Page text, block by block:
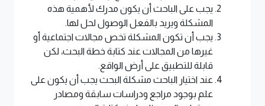
يجب على الباحث أن يكون مدرك لأهمية هذه
المشكلة ويريد بالفعل الوصول لحل لها.
يجب أن تكون المشكلة تخص مجالات اجتماعية أو
غيرها من المجالات عند كتابة خطة البحث، لكن
قابلة للتطبيق على أرض الواقع.
عند اختيار الباحث مشكلة البحث يجب أن يكون على
علم بوجود مراجع ودراسات سابقة ومصادر